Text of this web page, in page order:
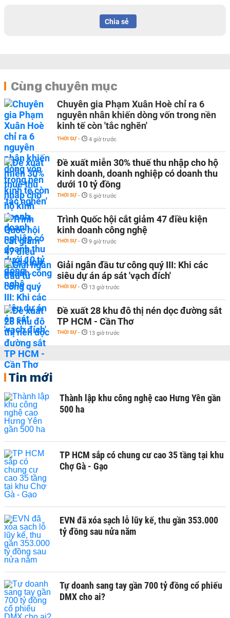
Chia sẻ
Cùng chuyên mục
Chuyên gia Phạm Xuân Hoè chỉ ra 6
nguyên nhân khiến dòng vốn trong nền
kinh tế còn 'tắc nghẽn'
THỜI SỰ - 4 giờ trước
Đề xuất miễn 30% thuế thu nhập cho hộ
kinh doanh, doanh nghiệp có doanh thu
dưới 10 tỷ đồng
THỜI SỰ - 5 giờ trước
Trình Quốc hội cắt giảm 47 điều kiện
kinh doanh công nghệ
THỜI SỰ - 9 giờ trước
Giải ngân đầu tư công quý III: Khi các
siêu dự án áp sát 'vạch đích'
THỜI SỰ - 13 giờ trước
Đề xuất 28 khu đô thị nén dọc đường sắt
TP HCM - Cần Thơ
THỜI SỰ - 13 giờ trước
Tin mới
Thành lập khu công nghệ cao Hưng Yên gần
500 ha
TP HCM sắp có chung cư cao 35 tầng tại khu
Chợ Gà - Gạo
EVN đã xóa sạch lỗ lũy kế, thu gần 353.000
tỷ đồng sau nửa năm
Tự doanh sang tay gần 700 tỷ đồng cổ phiếu
DMX cho ai?